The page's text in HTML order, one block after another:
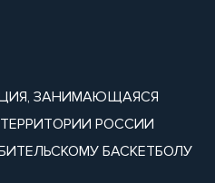
ЗАНИМАЮЩАЯСЯ
РОССИИ
БАСКЕТБОЛУ